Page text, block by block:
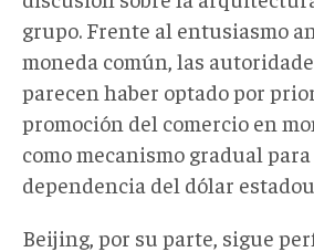
grupo. Frente al entusiasmo
moneda común, las
parecen haber optado por
promoción del comercio en
como mecanismo gradual
dependencia del dólar
Beijing, por su parte, sigue